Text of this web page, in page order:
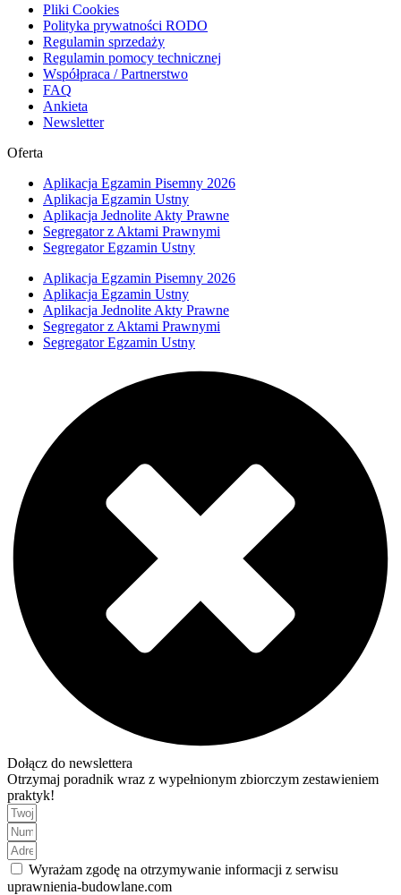
Pliki Cookies
Polityka prywatności RODO
Regulamin sprzedaży
Regulamin pomocy technicznej
Współpraca / Partnerstwo
FAQ
Ankieta
Newsletter
Oferta
Aplikacja Egzamin Pisemny 2026
Aplikacja Egzamin Ustny
Aplikacja Jednolite Akty Prawne
Segregator z Aktami Prawnymi
Segregator Egzamin Ustny
Aplikacja Egzamin Pisemny 2026
Aplikacja Egzamin Ustny
Aplikacja Jednolite Akty Prawne
Segregator z Aktami Prawnymi
Segregator Egzamin Ustny
Dołącz do newslettera
Otrzymaj poradnik wraz z wypełnionym zbiorczym zestawieniem
praktyk!
Wyrażam zgodę na otrzymywanie informacji z serwisu
uprawnienia-budowlane.com